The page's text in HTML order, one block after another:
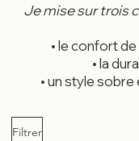
Je mise sur trois
• le confort
• la
• un style
Filtrer